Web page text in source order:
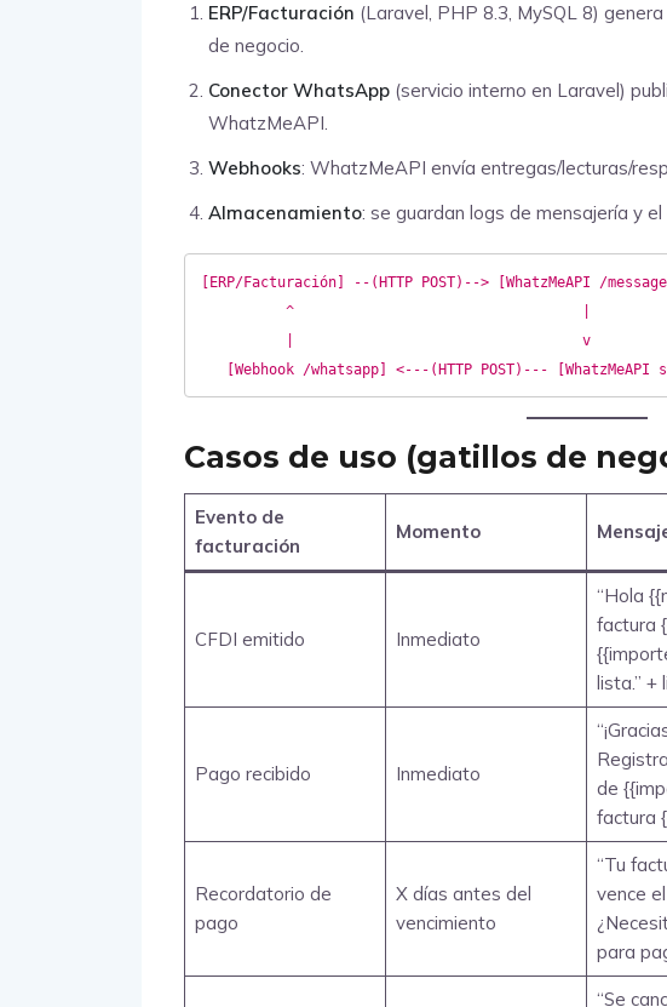
ERP/Facturación (Laravel, PHP 8.3, MySQL 8)
de negocio.
Conector WhatsApp (servicio interno en Laravel)
WhatzMeAPI.
Webhooks: WhatzMeAPI envía entregas/lecturas/
Almacenamiento: se guardan logs de mensajería y
[ERP/Facturación] --(HTTP POST)--> [WhatzMeAPI /
          ^                                  |
Casos de uso (gatillos de
Evento de
facturación
Momento
CFDI emitido Inmediato
“Hola
factura
lista.” +
Pago recibido Inmediato
de
factura
Recordatorio de
pago
X días antes del
vencimiento
“Tu
vence
para
“Se